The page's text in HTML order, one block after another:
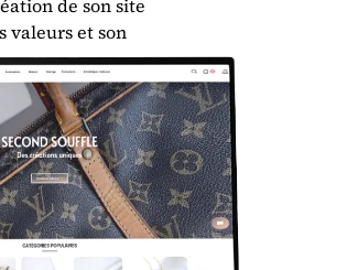
de son site
valeurs et son